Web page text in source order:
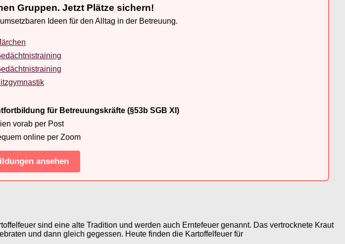
Gruppen. Jetzt Plätze sichern!
Ideen für den Alltag in der Betreuung.
für Betreuungskräfte (§53b SGB XI)
vorab per Post
online per Zoom
ansehen
sind eine alte Tradition und werden auch Erntefeuer genannt. Das vertrocknete Kraut
und dann gleich gegessen. Heute finden die Kartoffelfeuer für